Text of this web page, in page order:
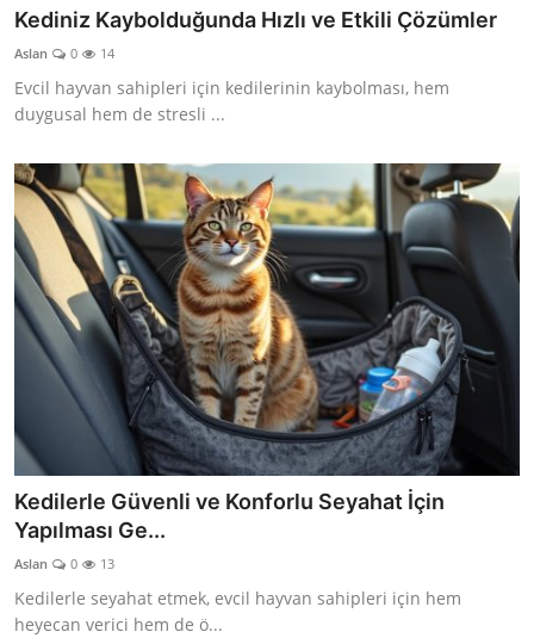
Kediniz Kaybolduğunda Hızlı ve Etkili Çözümler
Aslan 0 14
Evcil hayvan sahipleri için kedilerinin kaybolması, hem
duygusal hem de stresli ...
Kedilerle Güvenli ve Konforlu Seyahat İçin
Yapılması Ge...
Aslan 0 13
Kedilerle seyahat etmek, evcil hayvan sahipleri için hem
heyecan verici hem de ö...